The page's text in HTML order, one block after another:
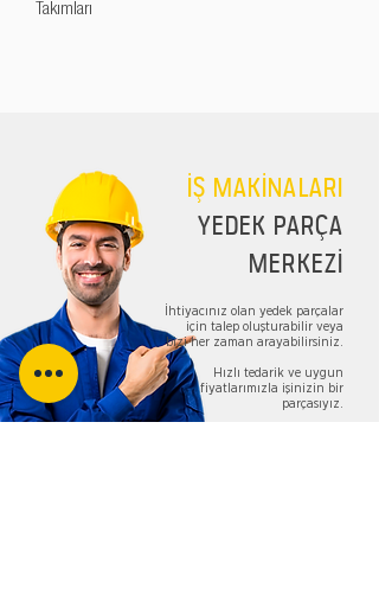
Takımları
İŞ MAKİNALARI
YEDEK PARÇA
MERKEZİ
İhtiyacınız olan yedek parçalar
için talep oluşturabilir veya
bizi her zaman arayabilirsiniz.
Hızlı tedarik ve uygun
fiyatlarımızla işinizin bir
parçasıyız.